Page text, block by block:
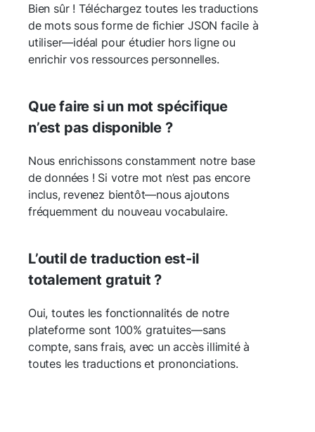
Bien sûr ! Téléchargez toutes les traductions
de mots sous forme de fichier JSON facile à
utiliser—idéal pour étudier hors ligne ou
enrichir vos ressources personnelles.
Que faire si un mot spécifique
n’est pas disponible ?
Nous enrichissons constamment notre base
de données ! Si votre mot n’est pas encore
inclus, revenez bientôt—nous ajoutons
fréquemment du nouveau vocabulaire.
L’outil de traduction est-il
totalement gratuit ?
Oui, toutes les fonctionnalités de notre
plateforme sont 100% gratuites—sans
compte, sans frais, avec un accès illimité à
toutes les traductions et prononciations.